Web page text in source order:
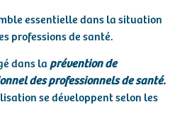
essentielle dans la situation
professions de santé.
dans la prévention de
des professionnels de santé.
se développent selon les